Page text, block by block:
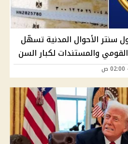
سنتر الأحوال المدنية تسهّل
والمستندات لكبار السن